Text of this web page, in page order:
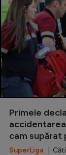
Primele
accidentarea
cam supărat
SuperLiga |